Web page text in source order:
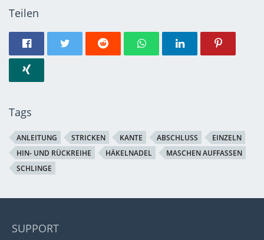
Teilen
Tags
ANLEITUNG STRICKEN KANTE ABSCHLUSS
EINZELN
HIN- UND RÜCKREIHE
HÄKELNADEL
MASCHEN AUFFASSEN
SCHLINGE
SUPPORT